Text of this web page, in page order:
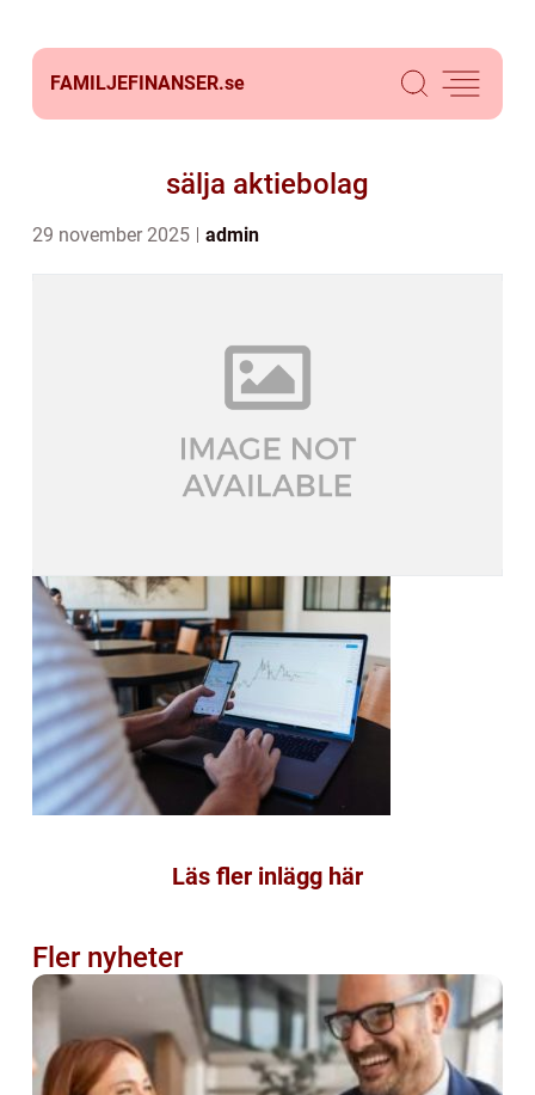
FAMILJEFINANSER.se
sälja aktiebolag
29 november 2025 admin
Läs fler inlägg här
Fler nyheter